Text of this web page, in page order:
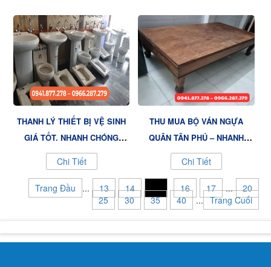
THANH LÝ THIẾT BỊ VỆ SINH
GIÁ TỐT, NHANH CHÓNG
NHẤT HUYỆN HÓC MÔN? ĐẾN
NGAY NỘI THẤT VIỆT VƯỢNG
Chi Tiết
THU MUA BỘ VÁN NGỰA
QUẬN TÂN PHÚ – NHANH
CHÓNG, UY TÍN CÙNG NỘI
THẤT VIỆT VƯỢNG!
Chi Tiết
Trang Đầu ... 13 14 15 16 17 ...
20
25
30 35 40 ... Trang Cuối